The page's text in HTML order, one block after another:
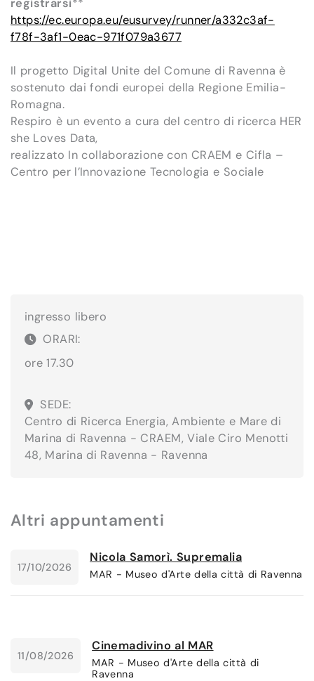
https://ec.europa.eu/eusurvey/runner/a332c3af-
f78f-3af1-0eac-971f079a3677
Il progetto Digital Unite del Comune di Ravenna è
sostenuto dai fondi europei della Regione Emilia-
Romagna.
Respiro è un evento a cura del centro di ricerca HER
she Loves Data,
realizzato In collaborazione con CRAEM e Cifla –
Centro per l’Innovazione Tecnologia e Sociale
ingresso libero
ORARI:
ore 17.30
SEDE:
Centro di Ricerca Energia, Ambiente e Mare di
Marina di Ravenna - CRAEM, Viale Ciro Menotti
48, Marina di Ravenna - Ravenna
Altri appuntamenti
17/10/2026
Nicola Samorì. Supremalia
MAR - Museo d'Arte della città di Ravenna
11/08/2026
Cinemadivino al MAR
MAR - Museo d'Arte della città di
Ravenna